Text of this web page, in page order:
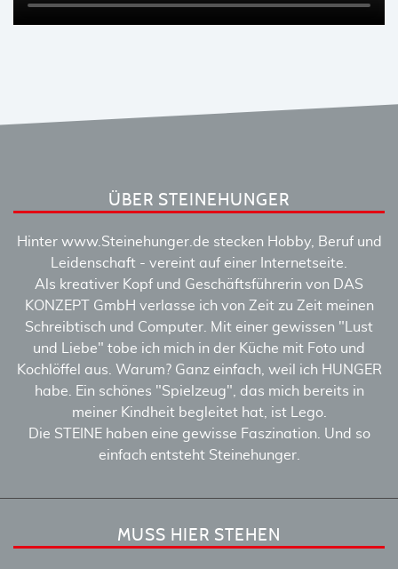
ÜBER STEINEHUNGER
Hinter www.Steinehunger.de stecken Hobby, Beruf und
Leidenschaft - vereint auf einer Internetseite.
Als kreativer Kopf und Geschäftsführerin von DAS
KONZEPT GmbH verlasse ich von Zeit zu Zeit meinen
Schreibtisch und Computer. Mit einer gewissen "Lust
und Liebe" tobe ich mich in der Küche mit Foto und
Kochlöffel aus. Warum? Ganz einfach, weil ich HUNGER
habe. Ein schönes "Spielzeug", das mich bereits in
meiner Kindheit begleitet hat, ist Lego.
Die STEINE haben eine gewisse Faszination. Und so
einfach entsteht Steinehunger.
MUSS HIER STEHEN